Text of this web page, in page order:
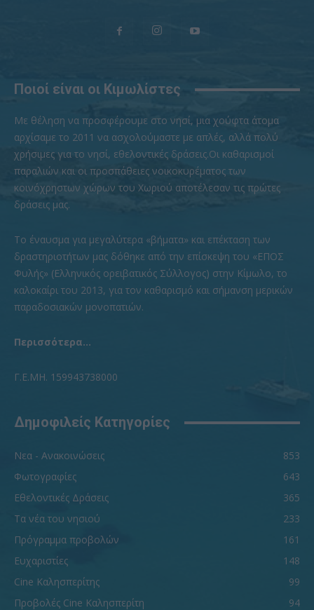
Ποιοί είναι οι Κιμωλίστες
Με θέληση να προσφέρουμε στο νησί, μια χούφτα άτομα
αρχίσαμε το 2011 να ασχολούμαστε με απλές, αλλά πολύ
χρήσιμες για το νησί, εθελοντικές δράσεις.Οι καθαρισμοί
παραλιών και οι προσπάθειες νοικοκυρέματος των
κοινόχρηστων χώρων του Χωριού αποτέλεσαν τις πρώτες
δράσεις μας.
To έναυσμα για μεγαλύτερα «βήματα» και επέκταση των
δραστηριοτήτων μας δόθηκε από την επίσκεψη του «ΕΠΟΣ
Φυλής» (Ελληνικός ορειβατικός Σύλλογος) στην Κίμωλο, το
καλοκαίρι του 2013, για τον καθαρισμό και σήμανση μερικών
παραδοσιακών μονοπατιών.
Περισσότερα...
Γ.Ε.ΜΗ. 159943738000
Δημοφιλείς Κατηγορίες
Νεα - Ανακοινώσεις
853
Φωτογραφίες
643
Εθελοντικές Δράσεις
365
Τα νέα του νησιού
233
Πρόγραμμα προβολών
161
Ευχαριστίες
148
Cine Καλησπερίτης
99
Προβολές Cine Καλησπερίτη
94